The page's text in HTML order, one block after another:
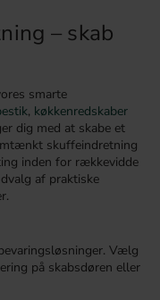
– skab
smarte
, køkkenredskaber
dig med at skabe et
skuffeindretning
inden for rækkevidde
af praktiske
Vælg
på skabsdøren eller